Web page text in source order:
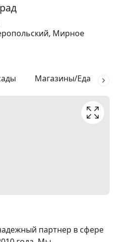
Мирное
Магазины/Еда
партнер в сфере